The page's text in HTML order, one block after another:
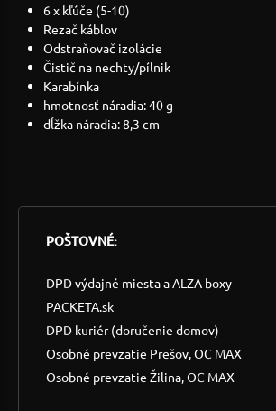
6 x kľúče (5-10)
Rezač káblov
Odstraňovač izolácie
Čistič na nechty/pílnik
Karabínka
hmotnosť náradia: 40 g
dĺžka náradia: 8,3 cm
POŠTOVNÉ:
DPD výdajné miesta a ALZA boxy
PACKETA.sk
DPD kuriér (doručenie domov)
Osobné prevzatie Prešov, OC MAX
Osobné prevzatie Žilina, OC MAX